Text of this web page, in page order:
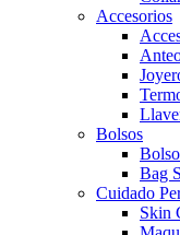
Accesorios
Bolsos
Bag
Cuidado
Skin